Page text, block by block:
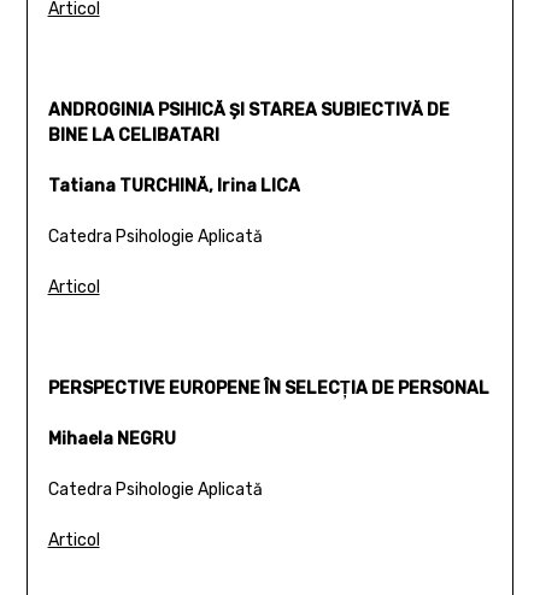
Articol
ANDROGINIA PSIHICĂ ŞI STAREA SUBIECTIVĂ DE
BINE LA CELIBATARI
Tatiana TURCHINĂ, Irina LICA
Catedra Psihologie Aplicată
Articol
PERSPECTIVE EUROPENE ÎN SELECŢIA DE PERSONAL
Mihaela NEGRU
Catedra Psihologie Aplicată
Articol